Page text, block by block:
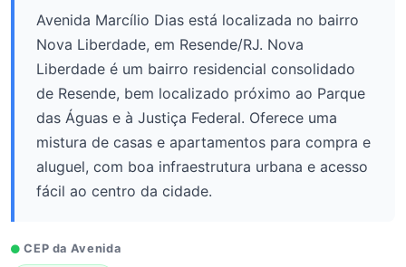
Avenida Marcílio Dias está localizada no bairro
Nova Liberdade, em Resende/RJ. Nova
Liberdade é um bairro residencial consolidado
de Resende, bem localizado próximo ao Parque
das Águas e à Justiça Federal. Oferece uma
mistura de casas e apartamentos para compra e
aluguel, com boa infraestrutura urbana e acesso
fácil ao centro da cidade.
CEP da Avenida